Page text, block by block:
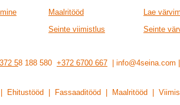
Maalritööd
Lae
Seinte viimistlus Seinte
58 188 580 +372 6700 667 |
Ehitustööd | Fassaaditööd | Maalritööd |